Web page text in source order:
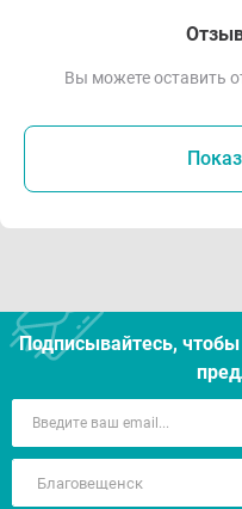
Вы можете оставить
Подписывайтесь,